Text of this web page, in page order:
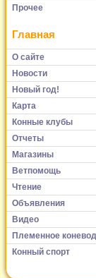
Прочее
Главная
О сайте
Новости
Новый год!
Карта
Конные клубы
Отчеты
Магазины
Ветпомощь
Чтение
Объявления
Видео
Племенное
Конный спорт